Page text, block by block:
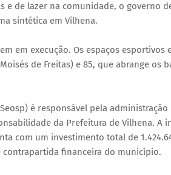
e de lazer na comunidade, o governo
sintética em Vilhena.
em execução. Os espaços
de Freitas) e 85, que abrange os
é responsável pela
da Prefeitura de Vilhena. A
com um investimento total de
contrapartida financeira do município.